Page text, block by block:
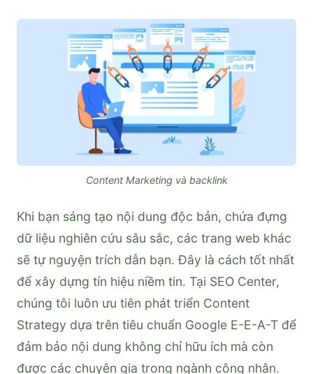
Content Marketing và backlink
Khi bạn sáng tạo nội dung độc bản, chứa đựng
dữ liệu nghiên cứu sâu sắc, các trang web khác
sẽ tự nguyện trích dẫn bạn. Đây là cách tốt nhất
để xây dựng tín hiệu niềm tin. Tại SEO Center,
chúng tôi luôn ưu tiên phát triển Content
Strategy dựa trên tiêu chuẩn Google E-E-A-T để
đảm bảo nội dung không chỉ hữu ích mà còn
được các chuyên gia trong ngành công nhận.